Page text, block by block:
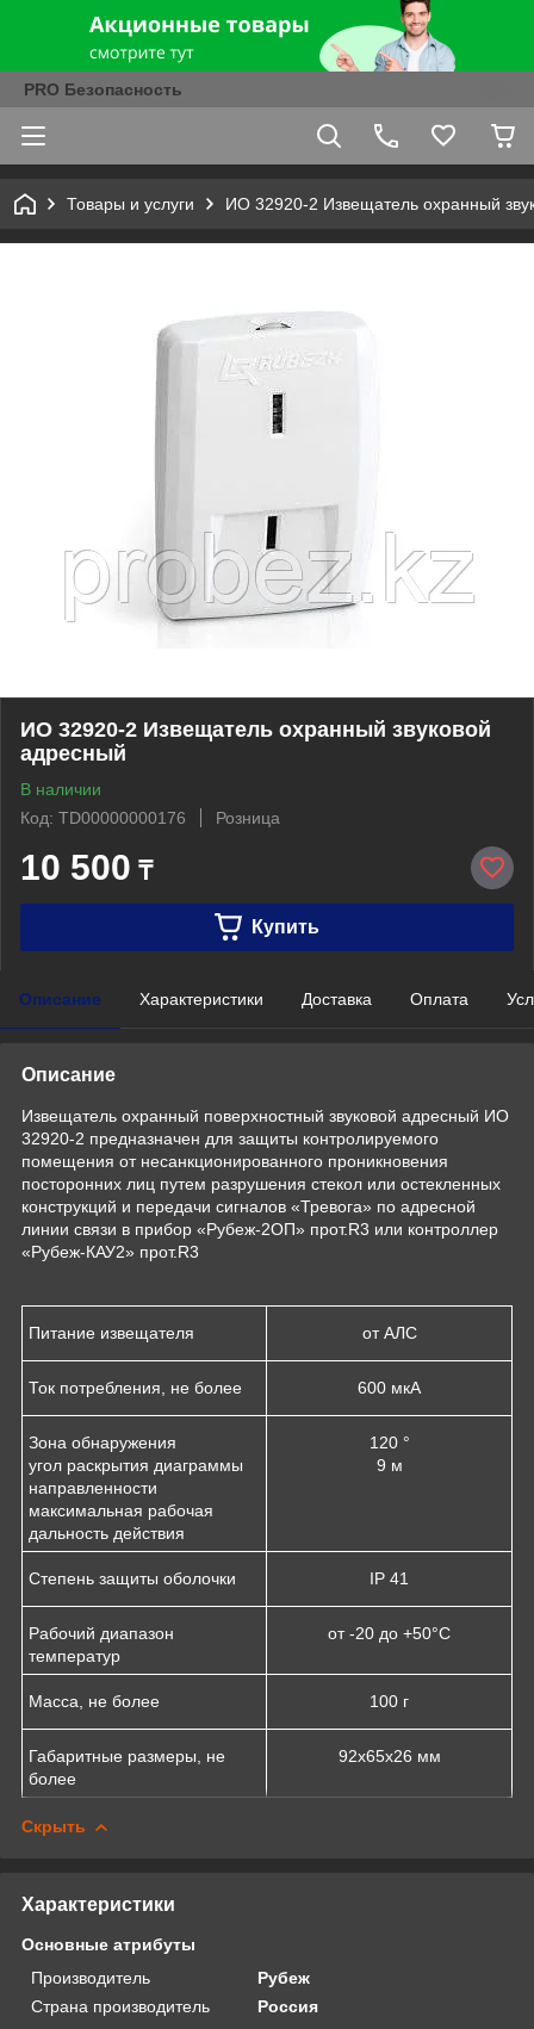
PRO Безопасность
Товары и услуги ИО 32920-2 Извещатель охранный
ИО 32920-2 Извещатель охранный звуковой
адресный
В наличии
Код: TD00000000176
Розница
10 500 ₸
Купить
Описание Характеристики Доставка Оплата
Описание
Извещатель охранный поверхностный звуковой адресный ИО
32920-2 предназначен для защиты контролируемого
помещения от несанкционированного проникновения
посторонних лиц путем разрушения стекол или остекленных
конструкций и передачи сигналов «Тревога» по адресной
линии связи в прибор «Рубеж-2ОП» прот.R3 или контроллер
«Рубеж-КАУ2» прот.R3
Питание извещателя от АЛС
Ток потребления, не более 600 мкА
Зона обнаружения
угол раскрытия диаграммы
направленности
максимальная рабочая
дальность действия
120 °
9 м
Степень защиты оболочки IP 41
Рабочий диапазон
температур
от -20 до +50°С
Масса, не более 100 г
Габаритные размеры, не
более
92х65х26 мм
Скрыть
Характеристики
Основные атрибуты
Производитель
Рубеж
Страна производитель
Россия